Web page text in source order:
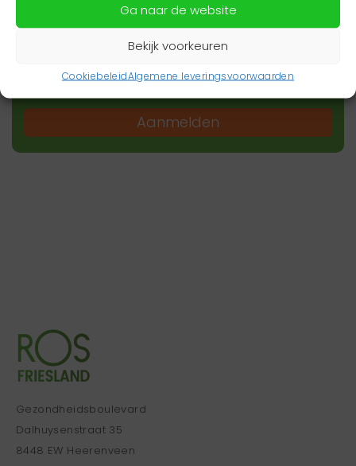
Ga naar de website
Bekijk voorkeuren
CookiebeleidAlgemene leveringsvoorwaarden
Wil je op de hoogte blijven van het laatste
zorgnieuws in jouw regio? Schrijf je dan in voor
onze nieuwsbrief.
Aanmelden
Gezondheidsboulevard
Dalhuysenstraat 35
8448 EW Heerenveen